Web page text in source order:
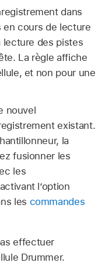
dans
en cours de lecture
lecture des pistes
La règle affiche
et non pour une
nouvel
existant.
la
fusionner les
les
l’option
les commandes
effectuer
Drummer.